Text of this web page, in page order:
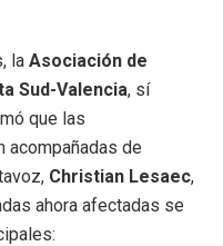
la Asociación de
Sud-Valencia, sí
que las
acompañadas de
Christian Lesaec,
ahora afectadas se